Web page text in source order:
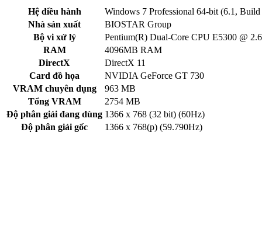
Hệ điều hành
Windows 7 Professional 64-bit (6.1,
Nhà sản xuất
BIOSTAR Group
Bộ vi xử lý
Pentium(R) Dual-Core CPU E5300 @
RAM
4096MB RAM
DirectX
DirectX 11
Card đồ họa
NVIDIA GeForce GT 730
VRAM chuyên dụng
963 MB
Tổng VRAM
2754 MB
Độ phân giải đang dùng 1366 x 768 (32 bit) (60Hz)
Độ phân giải gốc
1366 x 768(p) (59.790Hz)